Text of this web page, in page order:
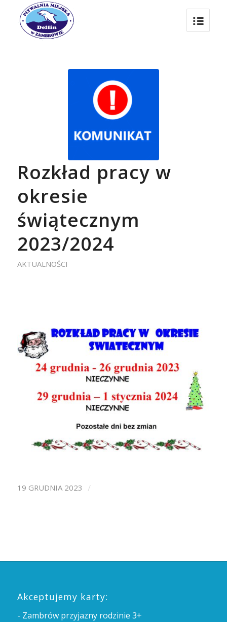
Rozkład pracy w
okresie
świątecznym
2023/2024
AKTUALNOŚCI
19 GRUDNIA 2023 /
Akceptujemy karty:
- Zambrów przyjazny rodzinie 3+